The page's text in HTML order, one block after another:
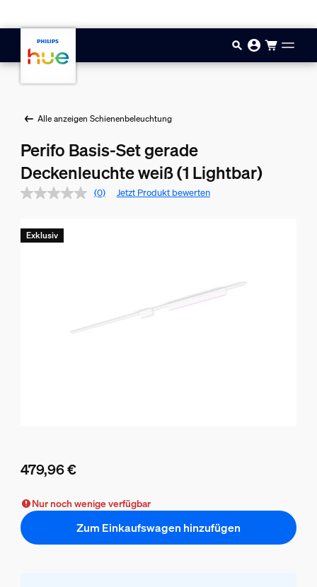
Alle anzeigen Schienenbeleuchtung
Perifo Basis-Set gerade
Deckenleuchte weiß (1 Lightbar)
(0) Jetzt Produkt bewerten
479,96 €
Exklusiv
Nur noch wenige verfügbar
Zum Einkaufswagen hinzufügen